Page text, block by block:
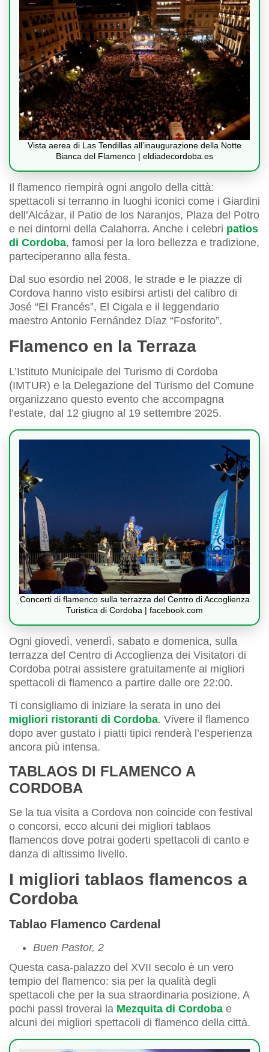
Vista aerea di Las Tendillas all’inaugurazione della Notte
Bianca del Flamenco | eldiadecordoba.es
Il flamenco riempirà ogni angolo della città:
spettacoli si terranno in luoghi iconici come i Giardini
dell’Alcázar, il Patio de los Naranjos, Plaza del Potro
e nei dintorni della Calahorra. Anche i celebri patios
di Cordoba, famosi per la loro bellezza e tradizione,
parteciperanno alla festa.
Dal suo esordio nel 2008, le strade e le piazze di
Cordova hanno visto esibirsi artisti del calibro di
José “El Francés”, El Cigala e il leggendario
maestro Antonio Fernández Díaz “Fosforito”.
Flamenco en la Terraza
L’Istituto Municipale del Turismo di Cordoba
(IMTUR) e la Delegazione del Turismo del Comune
organizzano questo evento che accompagna
l’estate, dal 12 giugno al 19 settembre 2025.
Concerti di flamenco sulla terrazza del Centro di Accoglienza
Turistica di Cordoba | facebook.com
Ogni giovedì, venerdì, sabato e domenica, sulla
terrazza del Centro di Accoglienza dei Visitatori di
Cordoba potrai assistere gratuitamente ai migliori
spettacoli di flamenco a partire dalle ore 22:00.
Ti consigliamo di iniziare la serata in uno dei
migliori ristoranti di Cordoba. Vivere il flamenco
dopo aver gustato i piatti tipici renderà l’esperienza
ancora più intensa.
TABLAOS DI FLAMENCO A
CORDOBA
Se la tua visita a Cordova non coincide con festival
o concorsi, ecco alcuni dei migliori tablaos
flamencos dove potrai goderti spettacoli di canto e
danza di altissimo livello.
I migliori tablaos flamencos a
Cordoba
Tablao Flamenco Cardenal
Buen Pastor, 2
Questa casa-palazzo del XVII secolo è un vero
tempio del flamenco: sia per la qualità degli
spettacoli che per la sua straordinaria posizione. A
pochi passi troverai la Mezquita di Cordoba e
alcuni dei migliori spettacoli di flamenco della città.